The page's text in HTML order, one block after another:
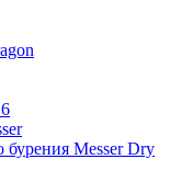
бурения Messer Dry